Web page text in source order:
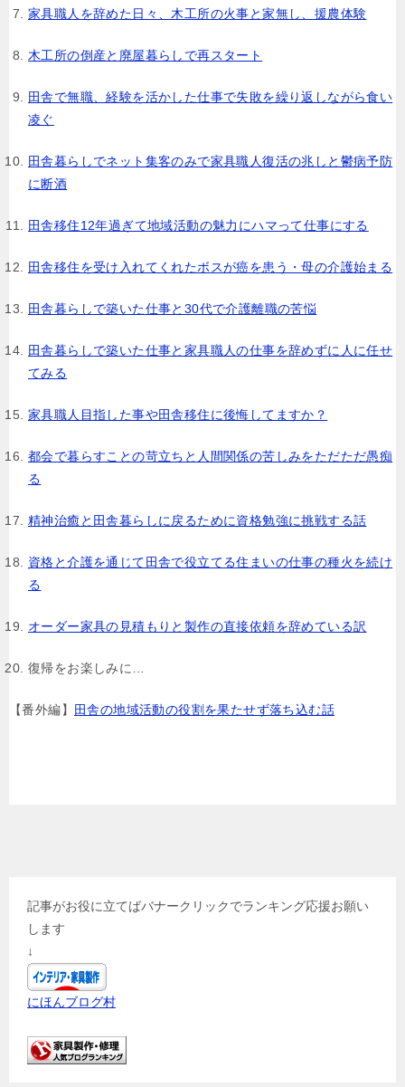
家具職人を辞めた日々、木工所の火事と家無し、援農体験
木工所の倒産と廃屋暮らしで再スタート
田舎で無職、経験を活かした仕事で失敗を繰り返しながら食い
凌ぐ
田舎暮らしでネット集客のみで家具職人復活の兆しと鬱病予防
に断酒
田舎移住12年過ぎて地域活動の魅力にハマって仕事にする
田舎移住を受け入れてくれたボスが癌を患う・母の介護始まる
田舎暮らしで築いた仕事と30代で介護離職の苦悩
田舎暮らしで築いた仕事と家具職人の仕事を辞めずに人に任せ
てみる
家具職人目指した事や田舎移住に後悔してますか？
都会で暮らすことの苛立ちと人間関係の苦しみをただただ愚痴
る
精神治癒と田舎暮らしに戻るために資格勉強に挑戦する話
資格と介護を通じて田舎で役立てる住まいの仕事の種火を続け
る
オーダー家具の見積もりと製作の直接依頼を辞めている訳
復帰をお楽しみに…
【番外編】 田舎の地域活動の役割を果たせず落ち込む話
記事がお役に立てばバナークリックでランキング応援お願い
します
↓
にほんブログ村